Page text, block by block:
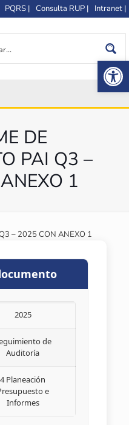
PQRS | Consulta RUP | Intranet |
DE
PAI Q3 –
1
– 2025 CON ANEXO 1
2025
de
Auditoría
4 Planeación
e
Informes